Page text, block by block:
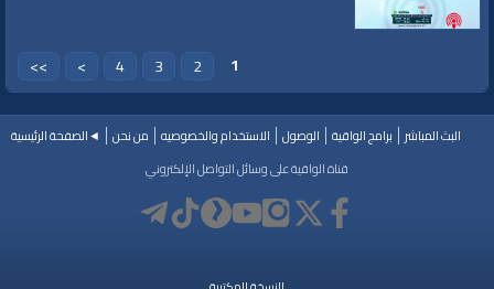
1
2
3
4
>
>>
البث المباشر برامج الواقية الوصول الاستخدام والخصوصيه من نحن
◄الصفحة الرئيسية
قناة الواقية على وسائل التواصل الإلكتروني